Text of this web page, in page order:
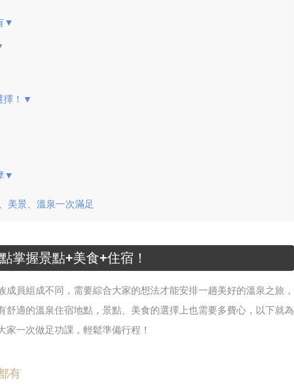
▼
擇！▼
▼
美景、溫泉一次滿足
掌握景點+美食+住宿！
成員組成不同，需要綜合大家的想法才能安排一趟美好的溫泉之旅，
舒適的溫泉住宿地點，景點、美食的選擇上也需要多費心，以下就為
一次做足功課，輕鬆準備行程！
有